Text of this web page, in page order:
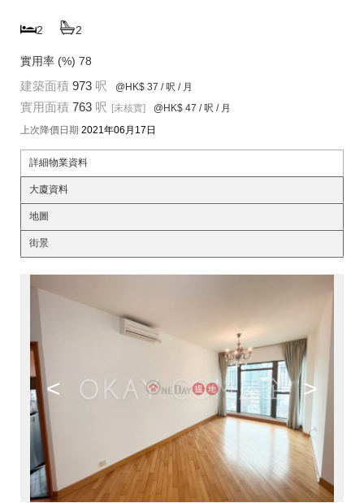
2 2
實用率 (%) 78
建築面積 973 呎 @HK$ 37 / 呎 / 月
實用面積 763 呎 [未核實] @HK$ 47 / 呎 / 月
上次降價日期 2021年06月17日
詳細物業資料
大廈資料
地圖
街景
< >